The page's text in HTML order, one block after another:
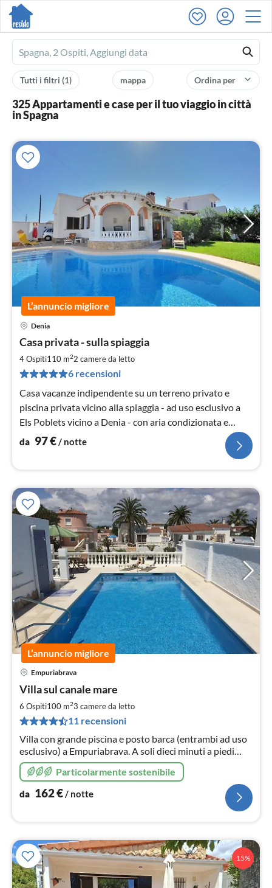
Ferienhausmiete
logo
Ordina per
mappa
Tutti i filtri (1)
325 Appartamenti e case per il tuo viaggio in città
in Spagna
L’annuncio migliore
Denia
Casa privata - sulla spiaggia
4 Ospiti110 m22 camere da letto
6 recensioni
Casa vacanze indipendente su un terreno privato e
piscina privata vicino alla spiaggia - ad uso esclusivo a
Els Poblets vicino a Denia - con aria condizionata e
connessione internet .....
da 97€/ notte
L’annuncio migliore
Empuriabrava
Villa sul canale mare
6 Ospiti100 m23 camere da letto
11 recensioni
Villa con grande piscina e posto barca (entrambi ad uso
esclusivo) a Empuriabrava. A soli dieci minuti a piedi
dalla spiaggia. Riscaldamento solare per la piscina. Tutte
le camere sono dotate di aria condizionata.
Particolarmente sostenibile
da 162€/ notte
15%